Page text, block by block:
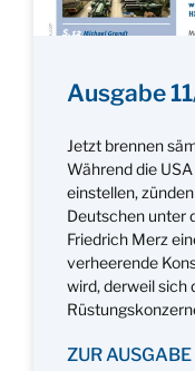
Ausgabe
Jetzt brennen
Während die
einstellen,
Deutschen unter
Friedrich Merz
verheerende
wird, derweil sich
ZUR AUSGABE